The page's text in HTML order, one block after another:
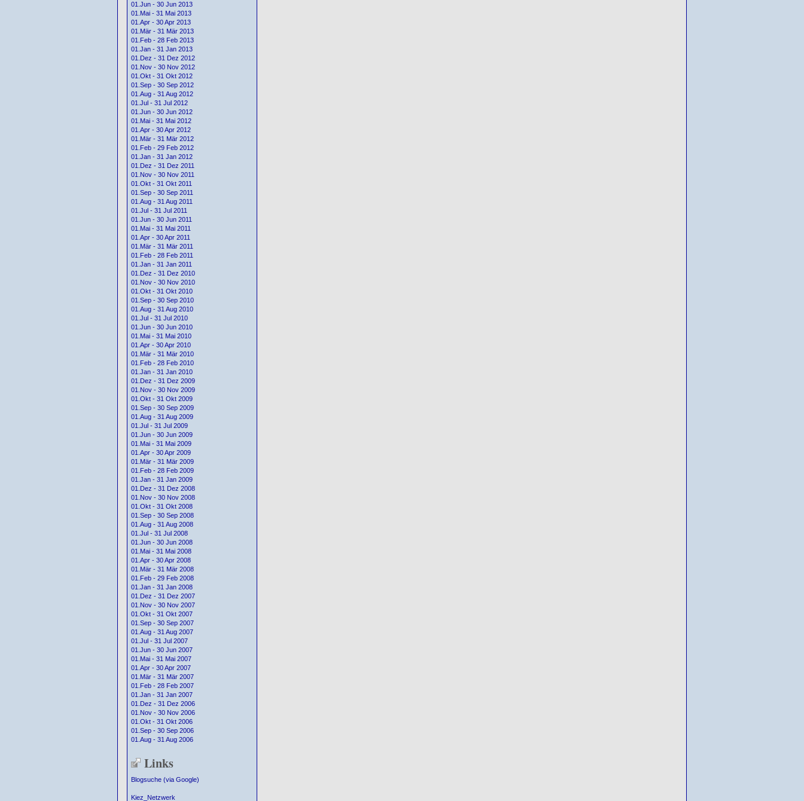
01.Jun - 30 Jun 2013
01.Mai - 31 Mai 2013
01.Apr - 30 Apr 2013
01.Mär - 31 Mär 2013
01.Feb - 28 Feb 2013
01.Jan - 31 Jan 2013
01.Dez - 31 Dez 2012
01.Nov - 30 Nov 2012
01.Okt - 31 Okt 2012
01.Sep - 30 Sep 2012
01.Aug - 31 Aug 2012
01.Jul - 31 Jul 2012
01.Jun - 30 Jun 2012
01.Mai - 31 Mai 2012
01.Apr - 30 Apr 2012
01.Mär - 31 Mär 2012
01.Feb - 29 Feb 2012
01.Jan - 31 Jan 2012
01.Dez - 31 Dez 2011
01.Nov - 30 Nov 2011
01.Okt - 31 Okt 2011
01.Sep - 30 Sep 2011
01.Aug - 31 Aug 2011
01.Jul - 31 Jul 2011
01.Jun - 30 Jun 2011
01.Mai - 31 Mai 2011
01.Apr - 30 Apr 2011
01.Mär - 31 Mär 2011
01.Feb - 28 Feb 2011
01.Jan - 31 Jan 2011
01.Dez - 31 Dez 2010
01.Nov - 30 Nov 2010
01.Okt - 31 Okt 2010
01.Sep - 30 Sep 2010
01.Aug - 31 Aug 2010
01.Jul - 31 Jul 2010
01.Jun - 30 Jun 2010
01.Mai - 31 Mai 2010
01.Apr - 30 Apr 2010
01.Mär - 31 Mär 2010
01.Feb - 28 Feb 2010
01.Jan - 31 Jan 2010
01.Dez - 31 Dez 2009
01.Nov - 30 Nov 2009
01.Okt - 31 Okt 2009
01.Sep - 30 Sep 2009
01.Aug - 31 Aug 2009
01.Jul - 31 Jul 2009
01.Jun - 30 Jun 2009
01.Mai - 31 Mai 2009
01.Apr - 30 Apr 2009
01.Mär - 31 Mär 2009
01.Feb - 28 Feb 2009
01.Jan - 31 Jan 2009
01.Dez - 31 Dez 2008
01.Nov - 30 Nov 2008
01.Okt - 31 Okt 2008
01.Sep - 30 Sep 2008
01.Aug - 31 Aug 2008
01.Jul - 31 Jul 2008
01.Jun - 30 Jun 2008
01.Mai - 31 Mai 2008
01.Apr - 30 Apr 2008
01.Mär - 31 Mär 2008
01.Feb - 29 Feb 2008
01.Jan - 31 Jan 2008
01.Dez - 31 Dez 2007
01.Nov - 30 Nov 2007
01.Okt - 31 Okt 2007
01.Sep - 30 Sep 2007
01.Aug - 31 Aug 2007
01.Jul - 31 Jul 2007
01.Jun - 30 Jun 2007
01.Mai - 31 Mai 2007
01.Apr - 30 Apr 2007
01.Mär - 31 Mär 2007
01.Feb - 28 Feb 2007
01.Jan - 31 Jan 2007
01.Dez - 31 Dez 2006
01.Nov - 30 Nov 2006
01.Okt - 31 Okt 2006
01.Sep - 30 Sep 2006
01.Aug - 31 Aug 2006
Links
Blogsuche (via Google)
Kiez_Netzwerk